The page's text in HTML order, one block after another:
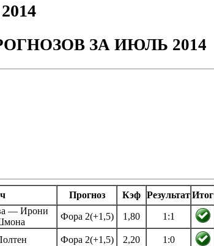
ЗА ИЮЛЬ 2014
Прогноз Кэф РезультатИтог
— Ирони
Фора 2(+1,5) 1,80 1:1
Фора 2(+1,5) 2,20 1:0